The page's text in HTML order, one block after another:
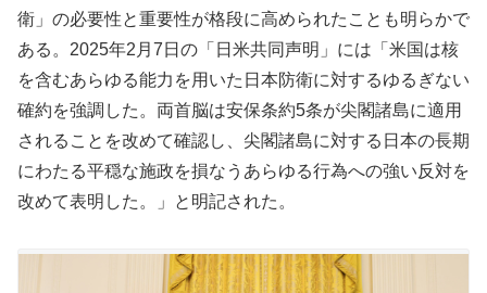
衛」の必要性と重要性が格段に高められたことも明らかで
ある。2025年2月7日の「日米共同声明」には「米国は核
を含むあらゆる能力を用いた日本防衛に対するゆるぎない
確約を強調した。両首脳は安保条約5条が尖閣諸島に適用
されることを改めて確認し、尖閣諸島に対する日本の長期
にわたる平穏な施政を損なうあらゆる行為への強い反対を
改めて表明した。」と明記された。